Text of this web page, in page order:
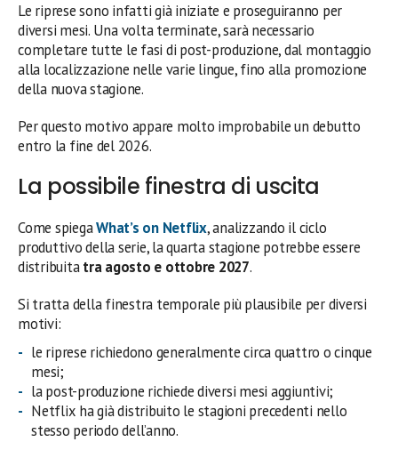
Le riprese sono infatti già iniziate e proseguiranno per
diversi mesi. Una volta terminate, sarà necessario
completare tutte le fasi di post-produzione, dal montaggio
alla localizzazione nelle varie lingue, fino alla promozione
della nuova stagione.
Per questo motivo appare molto improbabile un debutto
entro la fine del 2026.
La possibile finestra di uscita
Come spiegaWhat’s on Netflix, analizzando il ciclo
produttivo della serie, la quarta stagione potrebbe essere
distribuitatra agosto e ottobre 2027.
Si tratta della finestra temporale più plausibile per diversi
motivi:
le riprese richiedono generalmente circa quattro o cinque
mesi;
la post-produzione richiede diversi mesi aggiuntivi;
Netflix ha già distribuito le stagioni precedenti nello
stesso periodo dell’anno.